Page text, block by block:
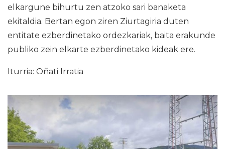
elkargune bihurtu zen atzoko sari banaketa
ekitaldia. Bertan egon ziren Ziurtagiria duten
entitate ezberdinetako ordezkariak, baita erakunde
publiko zein elkarte ezberdinetako kideak ere.
Iturria: Oñati Irratia